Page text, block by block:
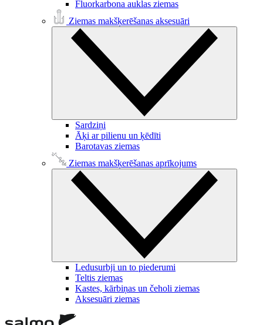
Fluorkarbona auklas ziemas
Ziemas makšķerēšanas aksesuāri
Sardziņi
Āķi ar pilienu un ķēdīti
Barotavas ziemas
Ziemas makšķerēšanas aprīkojums
Ledusurbji un to piederumi
Teltis ziemas
Kastes, kārbiņas un čeholi ziemas
Aksesuāri ziemas